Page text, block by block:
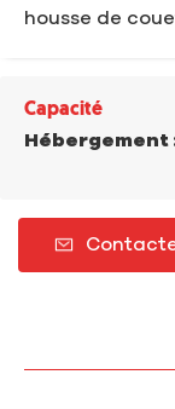
housse de
Capacité
Hébergement